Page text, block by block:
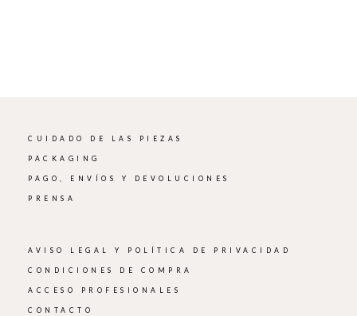
CUIDADO DE LAS PIEZAS
PACKAGING
PAGO, ENVÍOS Y DEVOLUCIONES
PRENSA
AVISO LEGAL Y POLÍTICA DE PRIVACIDAD
CONDICIONES DE COMPRA
ACCESO PROFESIONALES
CONTACTO